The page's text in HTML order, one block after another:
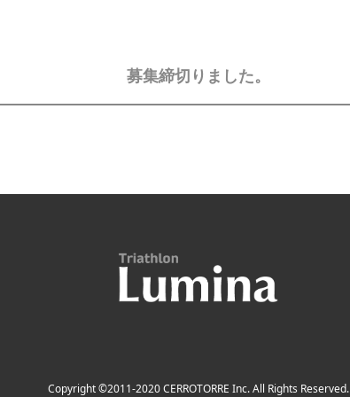
募集締切りました。
Copyright ©2011-2020 CERROTORRE Inc. All Rights Reserved.